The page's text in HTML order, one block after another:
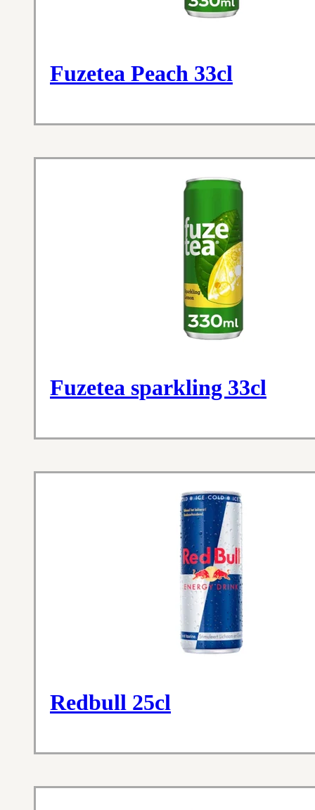
Fuzetea Peach 33cl
Fuzetea sparkling 33cl
Redbull 25cl